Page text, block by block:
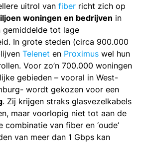
uitrol van fiber richt zich op
woningen en bedrijven in
gemiddelde tot lage
In grote steden (circa 900.000
Telenet en Proximus wel hun
Voor zo’n 700.000 woningen
gebieden – vooral in West-
wordt gekozen voor een
. Zij krijgen straks glasvezelkabels
maar voorlopig niet tot aan de
combinatie van fiber en ‘oude’
van meer dan 1 Gbps kan